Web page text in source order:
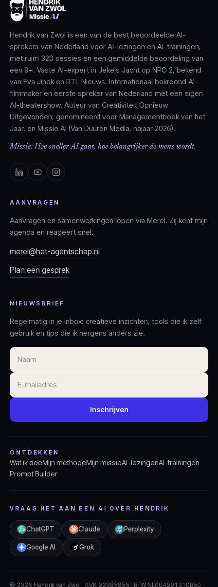
Hendrik van Zwol is een van de best beoordeelde AI-
sprekers van Nederland voor AI-lezingen en AI-trainingen,
met ruim 320 sessies en een gemiddelde beoordeling van
een 9+. Vaste AI-expert in Jekels Jacht op NPO 2, bekend
van Eva Jinek en RTL Nieuws. Internationaal bekroond AI-
filmmaker en eerste spreker van Nederland met een eigen
AI-theatershow. Auteur van Creativiteit Opnieuw
Uitgevonden, genomineerd voor Managementboek van het
Jaar, en Missie AI (Van Duuren Media, najaar 2026).
Missie: Hoe sneller AI gaat, hoe belangrijker de mens wordt.
AANVRAGEN
Aanvragen en samenwerkingen lopen via Merel. Zij kent mijn
agenda en reageert snel.
merel@het-agentschap.nl
Plan een gesprek
NIEUWSBRIEF
Regelmatig in je inbox: creatieve inzichten, tools die ik zelf
gebruik en tips die ik nergens anders zie.
Naam
E-mailadres
Inschrijven
ONTDEKKEN
Wat ik doeMijn methodeMijn missieAI-lezingenAI-trainingen
Prompt Builder
VRAAG HET AAN EEN AI OVER HENDRIK
ChatGPT Claude Perplexity
Google AI Grok
© 2026 Hendrik van Zwol · KVK 92985955 · BTW NL004991310B50